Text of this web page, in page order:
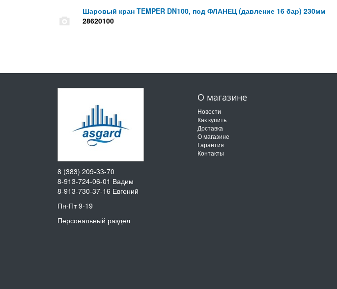
Шаровый кран TEMPER DN100, под ФЛАНЕЦ (давление 16 бар) 230мм
28620100
О магазине
Новости
Как купить
Доставка
О магазине
Гарантия
Контакты
8 (383) 209-33-70
8-913-724-06-01 Вадим
8-913-730-37-16 Евгений
Пн-Пт 9-19
Персональный раздел